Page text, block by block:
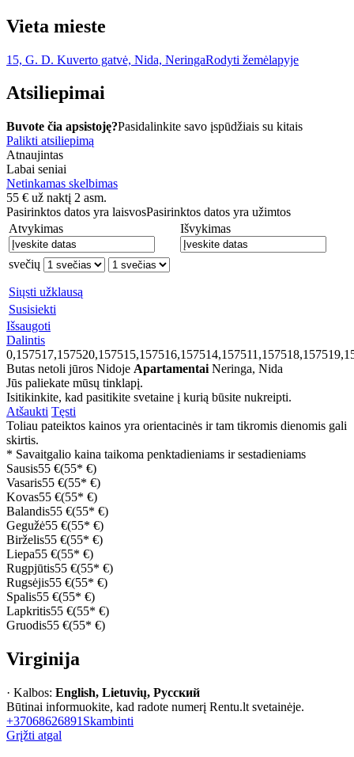
Vieta mieste
15, G. D. Kuverto gatvė, Nida, NeringaRodyti žemėlapyje
Atsiliepimai
Buvote čia apsistoję?Pasidalinkite savo įspūdžiais su kitais
Palikti atsiliepimą
Atnaujintas
Labai seniai
Netinkamas skelbimas
55 € už naktį 2 asm.
Pasirinktos datos yra laisvosPasirinktos datos yra užimtos
Atvykimas
Išvykimas
svečių
Siųsti užklausą
Susisiekti
Išsaugoti
Dalintis
Butas netoli jūros Nidoje Apartamentai Neringa, Nida
Jūs paliekate mūsų tinklapį.
Isitikinkite, kad pasitikite svetaine į kurią būsite nukreipti.
Atšaukti Tęsti
Toliau pateiktos kainos yra orientacinės ir tam tikromis dienomis gali
skirtis.
* Savaitgalio kaina taikoma penktadieniams ir sestadieniams
Sausis55 €(55* €)
Vasaris55 €(55* €)
Kovas55 €(55* €)
Balandis55 €(55* €)
Gegužė55 €(55* €)
Birželis55 €(55* €)
Liepa55 €(55* €)
Rugpjūtis55 €(55* €)
Rugsėjis55 €(55* €)
Spalis55 €(55* €)
Lapkritis55 €(55* €)
Gruodis55 €(55* €)
Virginija
· Kalbos: English, Lietuvių, Русский
Būtinai informuokite, kad radote numerį Rentu.lt svetainėje.
+37068626891 Skambinti
Grįžti atgal